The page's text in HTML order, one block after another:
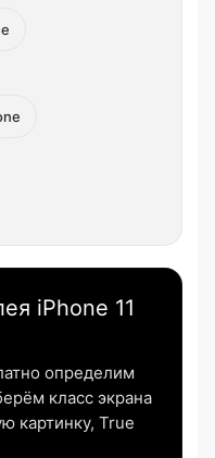
iPhone 11
определим
класс экрана
картинку, True